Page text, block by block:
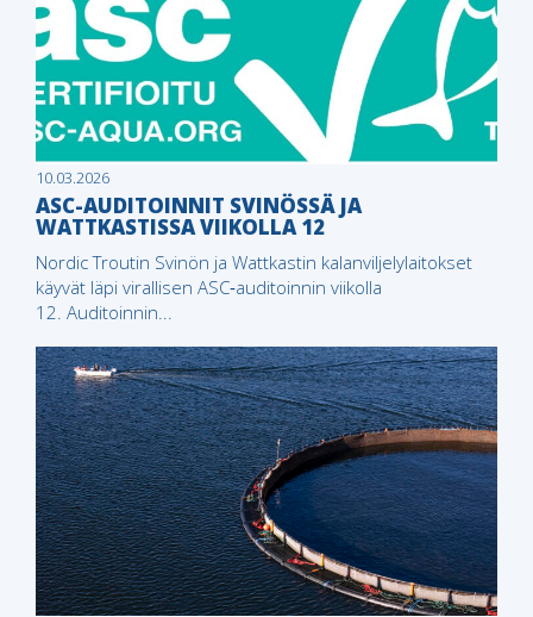
10.03.2026
ASC-AUDITOINNIT SVINÖSSÄ JA
WATTKASTISSA VIIKOLLA 12
Nordic Troutin Svinön ja Wattkastin kalanviljelylaitokset
käyvät läpi virallisen ASC‑auditoinnin viikolla
12. Auditoinnin...